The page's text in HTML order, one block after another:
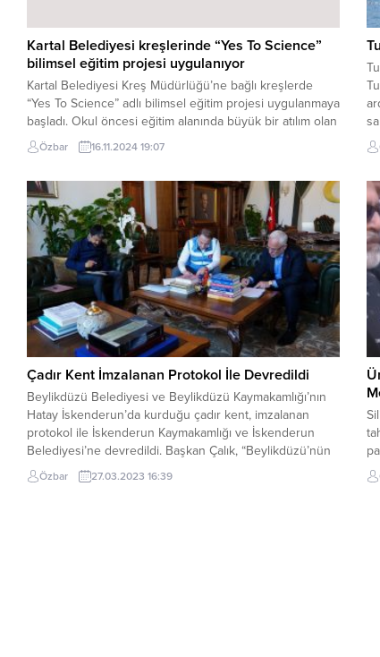
Kartal Belediyesi kreşlerinde “Yes To Science”
bilimsel eğitim projesi uygulanıyor
Kartal Belediyesi Kreş Müdürlüğü’ne bağlı kreşlerde
“Yes To Science” adlı bilimsel eğitim projesi uygulanmaya
başladı. Okul öncesi eğitim alanında büyük bir atılım olan
ve bilimin şaşırtan yönlerinin çocukların anlayacağı bir
dilde anlatıldığı projenin ilk dersi, Kartal Belediyesi
gerçekleştirildi. Fosillerden balıklara, fizikten
astronomiye kadar birçok farklı...
Özbar 16.11.2024 19:07
Çadır Kent İmzalanan Protokol İle Devredildi
Beylikdüzü Belediyesi ve Beylikdüzü Kaymakamlığı’nın
Hatay İskenderun’da kurduğu çadır kent, imzalanan
protokol ile İskenderun Kaymakamlığı ve İskenderun
Belediyesi’ne devredildi. Başkan Çalık, “Beylikdüzü’nün
bir eli hep orada olmaya devam edecek. Bu zamana
kadar özveriyle çalışan, emek veren tüm yol
Özbar 27.03.2023 16:39